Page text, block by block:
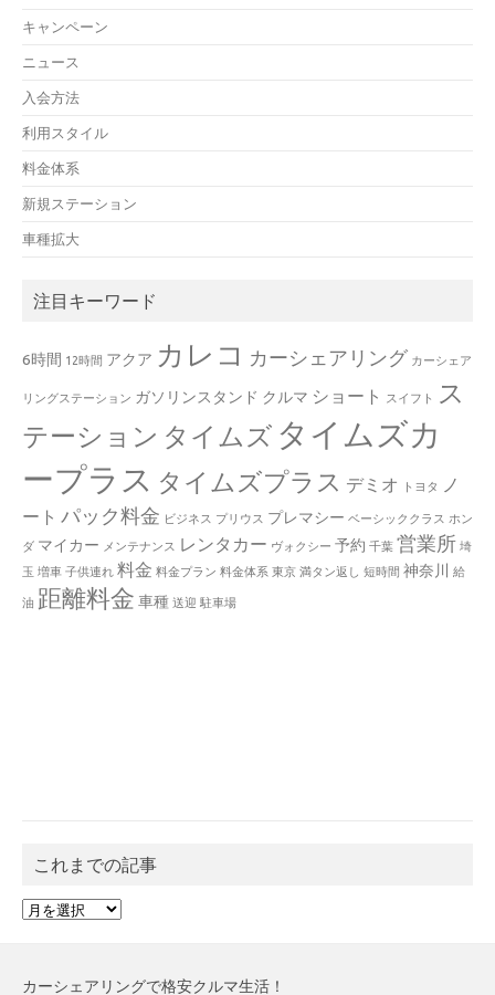
キャンペーン
ニュース
入会方法
利用スタイル
料金体系
新規ステーション
車種拡大
注目キーワード
6時間 12時間 アクア カレコ カーシェアリング カーシェア
リングステーション ガソリンスタンド クルマ ショート スイフト
ス
テーション タイムズ タイムズカ
ープラス タイムズプラス デミオ トヨタ
ノ
ート パック料金 ビジネス プリウス プレマシー ベーシッククラス ホン
ダ マイカー メンテナンス レンタカー ヴォクシー 予約 千葉 営業所 埼
玉 増車 子供連れ 料金 料金プラン 料金体系 東京 満タン返し 短時間 神奈川 給
油 距離料金 車種 送迎 駐車場
これまでの記事
こ
カーシェアリングで格安クルマ生活！